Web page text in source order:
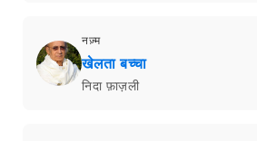
नज़्म
खेलता बच्चा
निदा फ़ाज़ली